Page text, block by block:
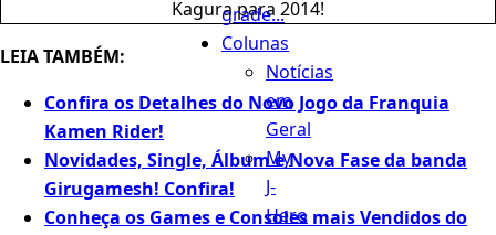
grade...
Colunas
Notícias
em
Geral
My
J-
Hero
LEIA TAMBÉM:
Confira os Detalhes do Novo Jogo da Franquia
Kamen Rider!
Novidades, Single, Álbum e Nova Fase da banda
Girugamesh! Confira!
Conheça os Games e Consoles mais Vendidos do